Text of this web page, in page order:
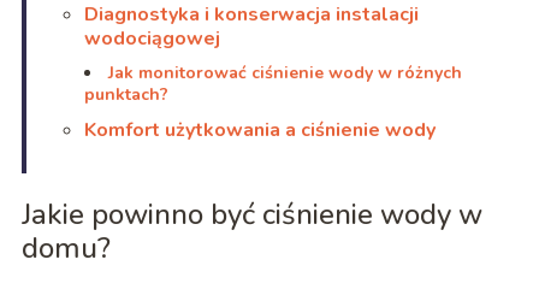
Diagnostyka i konserwacja instalacji
wodociągowej
Jak monitorować ciśnienie wody w różnych
punktach?
Komfort użytkowania a ciśnienie wody
Jakie powinno być ciśnienie wody w
domu?